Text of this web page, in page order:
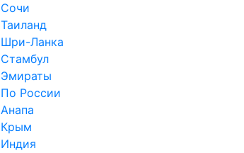
Сочи
Таиланд
Шри-Ланка
Стамбул
Эмираты
По России
Анапа
Крым
Индия